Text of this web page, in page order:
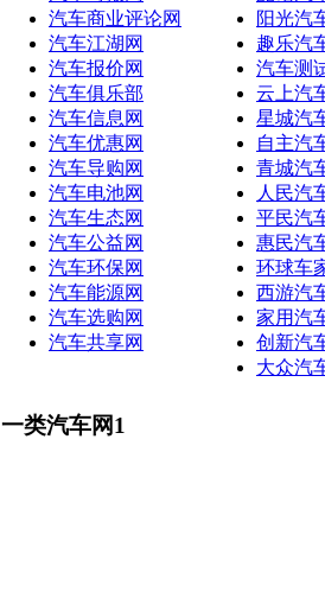
汽车商业评论网
汽车江湖网
汽车报价网
汽车俱乐部
汽车信息网
汽车优惠网
汽车导购网
汽车电池网
汽车生态网
汽车公益网
汽车环保网
汽车能源网
汽车选购网
汽车共享网
阳光汽
趣乐汽
汽车测
云上汽
星城汽
自主汽
青城汽
人民汽
平民汽
惠民汽
环球车
西游汽
家用汽
创新汽
大众汽
一类汽车网1